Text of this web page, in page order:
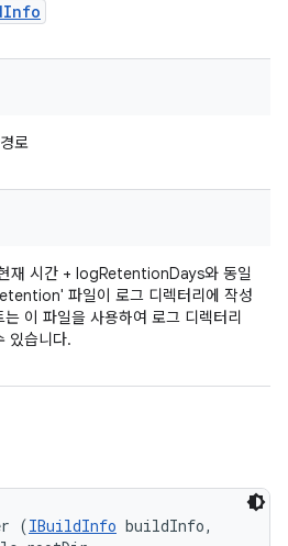
Info
로
재 시간 + logRetentionDays와 동일
파일이 로그 디렉터리에 작성
이 파일을 사용하여 로그 디렉터리
있습니다.
(IBuildInfo buildInfo,